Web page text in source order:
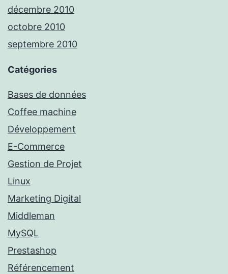
décembre 2010
octobre 2010
septembre 2010
Catégories
Bases de données
Coffee machine
Développement
E-Commerce
Gestion de Projet
Linux
Marketing Digital
Middleman
MySQL
Prestashop
Référencement